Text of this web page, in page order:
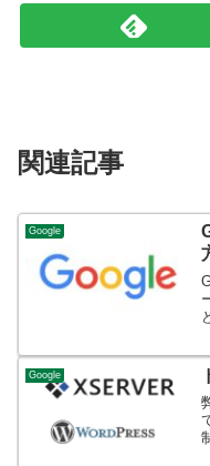
関連記事
Google
Google